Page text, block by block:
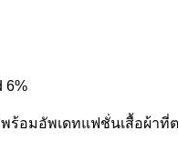
6%
อมอัพเดทแฟชั่นเสื้อผ้าที่